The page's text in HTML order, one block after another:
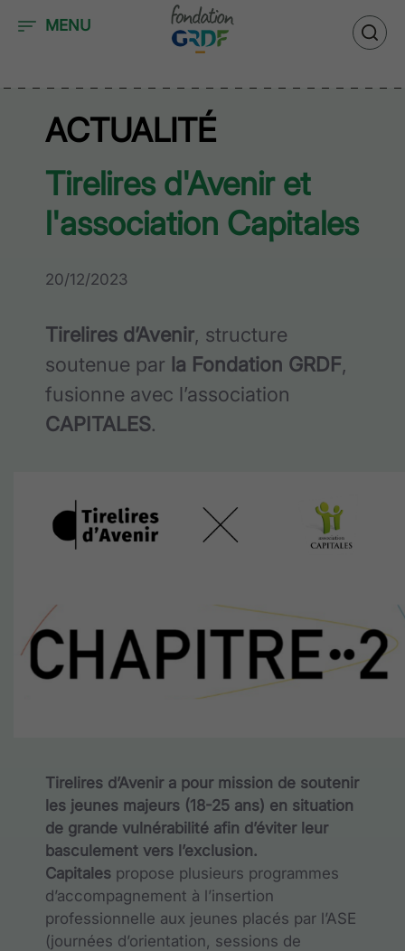
MENU
ACTUALITÉ
Tirelires d'Avenir et
l'association Capitales
20/12/2023
Tirelires d’Avenir, structure
soutenue par la Fondation GRDF,
fusionne avec l’association
CAPITALES.
Tirelires d’Avenira pour mission de soutenir
les jeunes majeurs (18-25 ans) en situation
de grande vulnérabilité afin d’éviter leur
basculement vers l’exclusion.
Capitales propose plusieurs programmes
d’accompagnement à l’insertion
professionnelle aux jeunes placés par l’ASE
(journées d’orientation, sessions de